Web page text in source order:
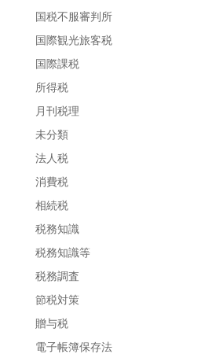
国税不服審判所
国際観光旅客税
国際課税
所得税
月刊税理
未分類
法人税
消費税
相続税
税務知識
税務知識等
税務調査
節税対策
贈与税
電子帳簿保存法